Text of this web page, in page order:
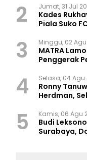
2 Jumat, 31 Jul
Kades
Piala Suko
3 Minggu, 02 Agu
MATRA
Penggerak
4 Selasa, 04 Agu
Ronny
Herdman,
5 Kamis, 06 Agu
Budi
Surabaya,